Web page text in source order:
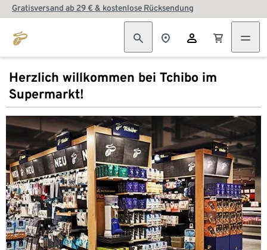
Gratisversand ab 29 € & kostenlose Rücksendung
Herzlich willkommen bei Tchibo im
Supermarkt!